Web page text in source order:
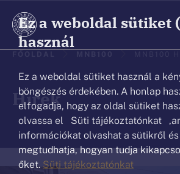
Ez a weboldal sütiket
használ
Ez a weboldal sütiket használ a
böngészés érdekében. A honlap
elfogadja, hogy az oldal sütiket
olvassa el Süti tájékoztatónkat
információkat olvashat a sütikről
megtudhatja, hogyan tudja
őket. Süti tájékoztatónkat
Hírek
Ön
ezen
az
oldalon
van.